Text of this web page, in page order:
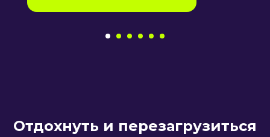
Отдохнуть и перезагрузиться